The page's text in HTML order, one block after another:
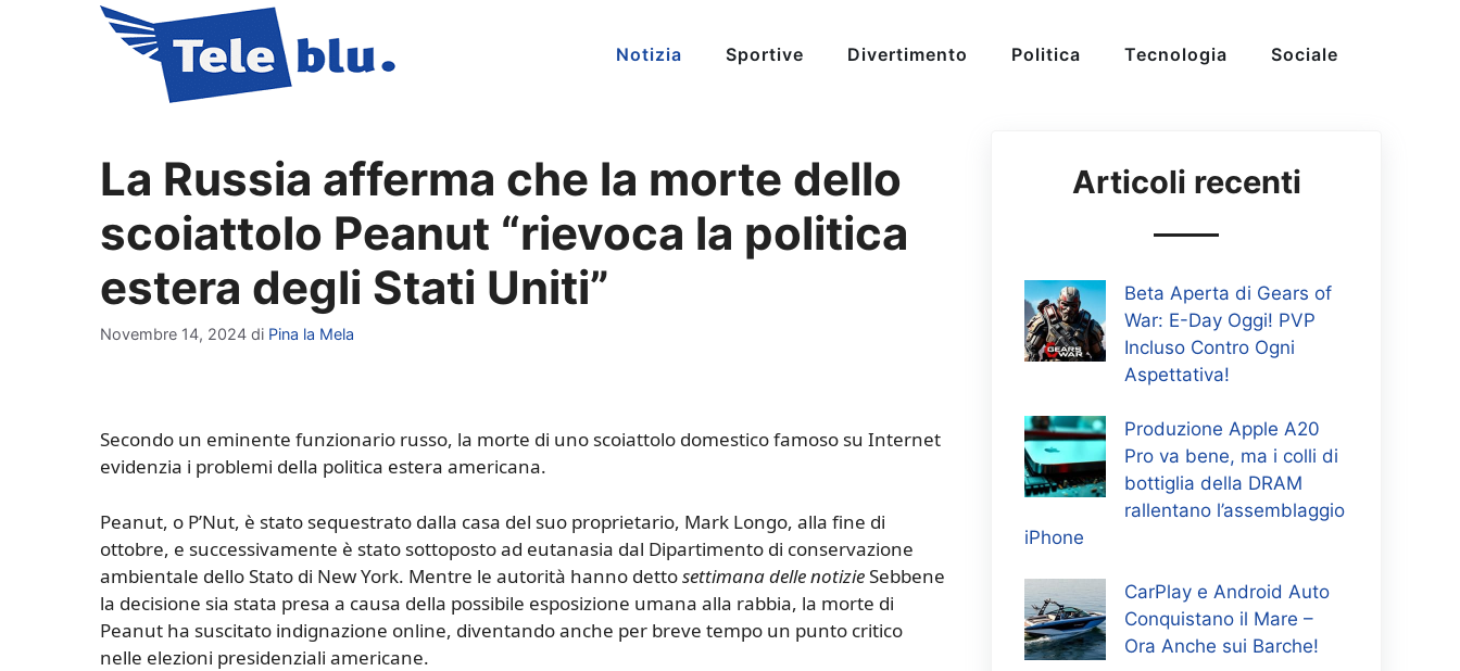
Notizia Sportive Divertimento Politica Tecnologia Sociale
La Russia afferma che la morte dello
scoiattolo Peanut “rievoca la politica
estera degli Stati Uniti”
Novembre 14, 2024 di Pina la Mela
Secondo un eminente funzionario russo, la morte di uno scoiattolo domestico famoso su Internet
evidenzia i problemi della politica estera americana.
Peanut, o P’Nut, è stato sequestrato dalla casa del suo proprietario, Mark Longo, alla fine di
ottobre, e successivamente è stato sottoposto ad eutanasia dal Dipartimento di conservazione
ambientale dello Stato di New York. Mentre le autorità hanno dettosettimana delle notizieSebbene
la decisione sia stata presa a causa della possibile esposizione umana alla rabbia, la morte di
Peanut ha suscitato indignazione online, diventando anche per breve tempo un punto critico
nelle elezioni presidenziali americane.
Articoli recenti
Beta Aperta di Gears of
War: E-Day Oggi! PVP
Incluso Contro Ogni
Aspettativa!
Produzione Apple A20
Pro va bene, ma i colli di
bottiglia della DRAM
rallentano l’assemblaggio
iPhone
CarPlay e Android Auto
Conquistano il Mare –
Ora Anche sui Barche!